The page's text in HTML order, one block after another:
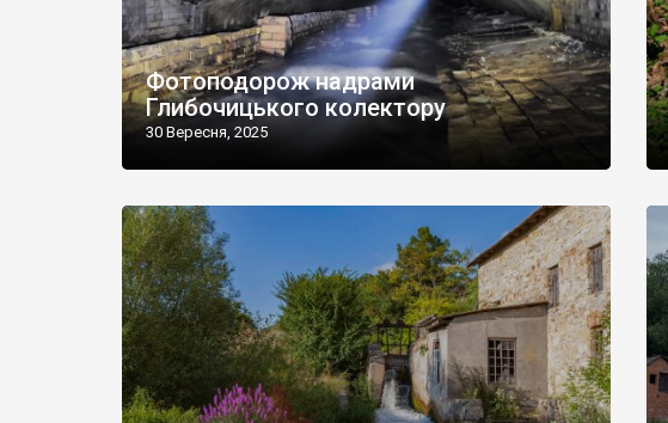
Фотоподорож надрами
Глибочицького колектору
30 Вересня, 2025